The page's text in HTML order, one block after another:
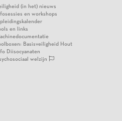
(in het) nieuws
en workshops
en links
Basisveiligheid Hout
Diisocyanaten
welzijn